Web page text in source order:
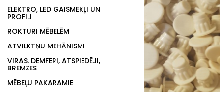
ELEKTRO, LED GAISMEKĻI UN
PROFILI
ROKTURI MĒBELĒM
ATVILKTŅU MEHĀNISMI
VIRAS, DEMFERI, ATSPIEDĒJI,
BREMZES
MĒBEĻU PAKARAMIE